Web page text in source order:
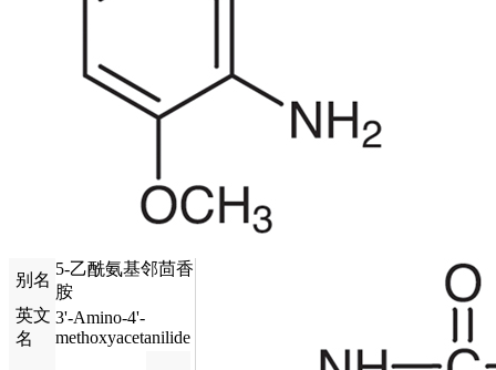
别名
5-乙酰氨基邻茴香
胺
英文
名
3'-Amino-4'-
methoxyacetanilide